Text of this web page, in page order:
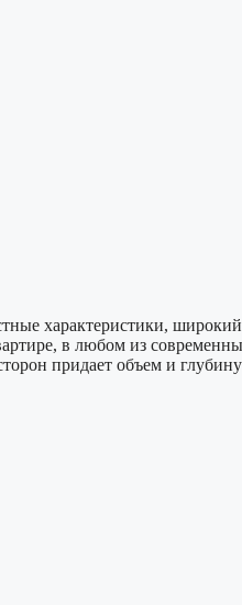
характеристики,
в любом из
придает объем и